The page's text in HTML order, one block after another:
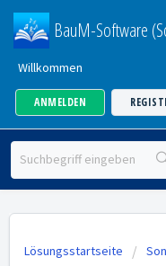
BauM-Software
Willkommen
ANMELDEN
Lösungsstartseite